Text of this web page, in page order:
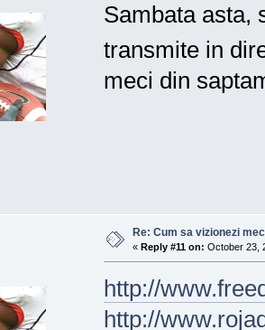
Sambata asta,
transmite in
meci din
Re: Cum sa vizionezi
« Reply #11 on: October 23,
http://
http://